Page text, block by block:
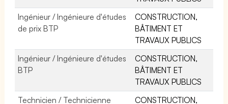
Ingénieur / Ingénieure d'études
de prix BTP
CONSTRUCTION,
BÂTIMENT ET
TRAVAUX PUBLICS
Ingénieur / Ingénieure d'études
BTP
CONSTRUCTION,
BÂTIMENT ET
TRAVAUX PUBLICS
Technicien / Technicienne
CONSTRUCTION,